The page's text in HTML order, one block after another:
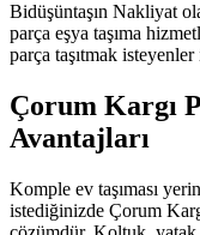
Bidüşüntaşın Nakliyat
parça eşya taşıma
parça taşıtmak
Çorum Kargı
Avantajları
Komple ev taşıması
istediğinizde Çorum